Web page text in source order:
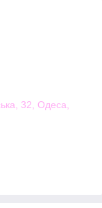
32, Одеса,